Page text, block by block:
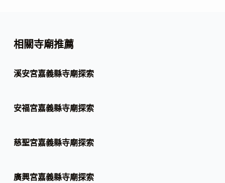
相關寺廟推薦
溪安宮嘉義縣寺廟探索
安福宮嘉義縣寺廟探索
慈聖宮嘉義縣寺廟探索
廣興宮嘉義縣寺廟探索